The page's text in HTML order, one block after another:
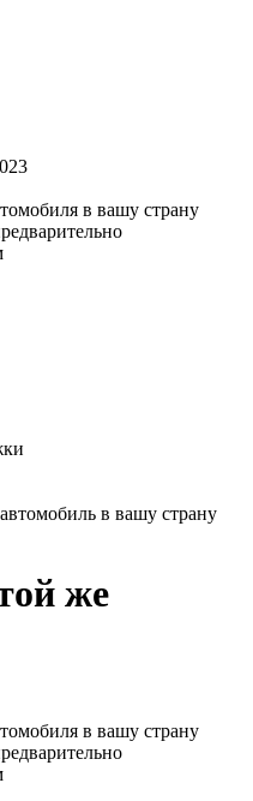
в вашу страну
в вашу страну
же
в вашу страну